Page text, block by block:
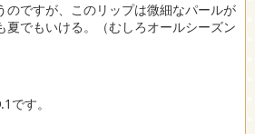
のですが、このリップは微細なパールが
夏でもいける。（むしろオールシーズン
です。